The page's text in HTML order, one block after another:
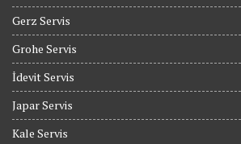
Gerz Servis
Grohe Servis
İdevit Servis
Japar Servis
Kale Servis